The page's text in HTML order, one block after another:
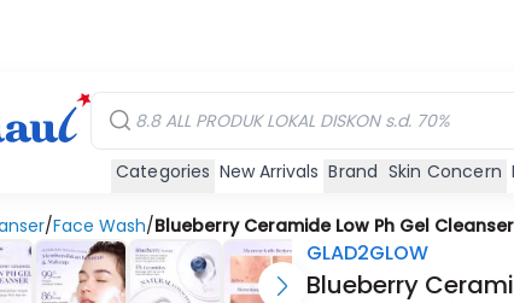
Categories New Arrivals Brand Skin Concern
/Face Wash/Blueberry Ceramide Low Ph Gel Cleanser
GLAD2GLOW
Blueberry